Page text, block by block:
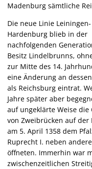
Madenburg sämtliche
Die neue Linie Leiningen-
Hardenburg blieb in der
nachfolgenden
Besitz Lindelbrunns,
zur Mitte des 14.
eine Änderung an
als Reichsburg eintrat.
Jahre später aber
auf ungeklärte Weise die
von Zweibrücken auf der
am 5. April 1358 dem
Ruprecht I. neben
öffneten. Immerhin war
zwischenzeitlichen